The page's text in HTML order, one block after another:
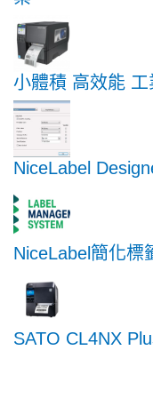
小體積 高效能 工
NiceLabel
NiceLabel簡化標
SATO CL4NX